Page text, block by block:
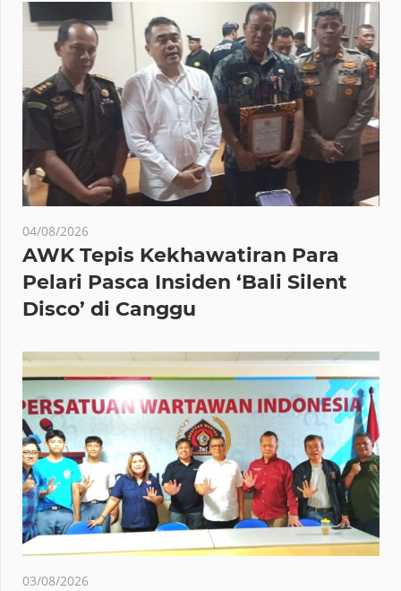
04/08/2026
AWK Tepis Kekhawatiran Para
Pelari Pasca Insiden ‘Bali Silent
Disco’ di Canggu
03/08/2026